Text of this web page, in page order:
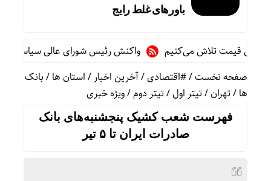
باورهای غلط رایج
قیمت تلاش می‌کنیم
واکنش رئیس شورای عالی سیاسی یمن به
صفحه نخست/#اقتصادی/آخرین اخبار/استان ها/بانک
ها/تهران/تیتر اول/تیتر دوم/ویژه خبری
فهرست شعب کشیک پنجشنبه‌های بانک
صادرات ایران تا ۵ تیر